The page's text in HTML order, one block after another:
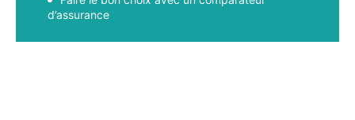
d’assurance